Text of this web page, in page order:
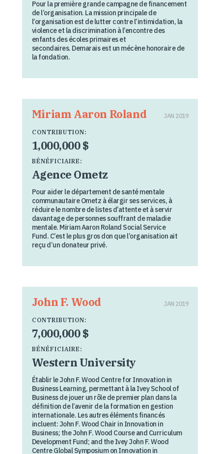
Pour la première grande campagne de financement
de l’organisation. La mission principale de
l’organisation est de lutter contre l’intimidation, la
violence et la discrimination à l’encontre des
enfants des écoles primaires et
secondaires. Demarais est un mécène honoraire de
la fondation.
Miriam Aaron Roland JAN 2019
CONTRIBUTION:
1,000,000 $
BÉNÉFICIAIRE:
Agence Ometz
Pour aider le département de santé mentale
communautaire Ometz à élargir ses services, à
réduire le nombre de listes d’attente et à servir
davantage de personnes souffrant de maladie
mentale. Miriam Aaron Roland Social Service
Fund. C’est le plus gros don que l’organisation ait
reçu d’un donateur privé.
John F. Wood JAN 2019
CONTRIBUTION:
7,000,000 $
BÉNÉFICIAIRE:
Western University
Établir le John F. Wood Centre for Innovation in
Business Learning, permettant à la Ivey School of
Business de jouer un rôle de premier plan dans la
définition de l’avenir de la formation en gestion
internationale. Les autres éléments financés
incluent: John F. Wood Chair in Innovation in
Business; the John F. Wood Course and Curriculum
Development Fund; and the Ivey John F. Wood
Centre Global Symposium on Innovation in